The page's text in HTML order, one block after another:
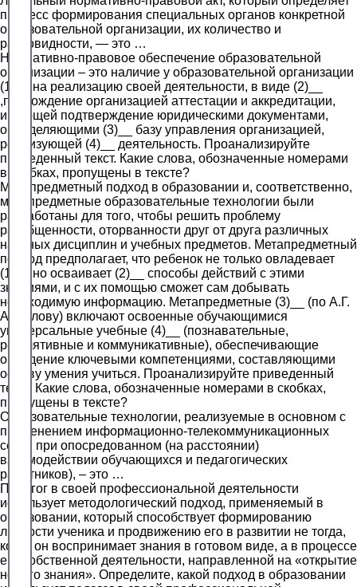
процесс формирования специальных органов конкретной
образовательной организации, их количество и
разновидности, — это …
Нормативно-правовое обеспечение образовательной
организации – это наличие у образовательной организации
(1)__ на реализацию своей деятельности, в виде (2)__
,прохождение организацией аттестации и аккредитации,
имеющей подтверждение юридическими документами,
определяющими (3)__ базу управления организацией,
реализующей (4)__ деятельность. Проанализируйте
приведенный текст. Какие слова, обозначенные номерами
в скобках, пропущены в тексте?
Метапредметный подход в образовании и, соответственно,
метапредметные образовательные технологии были
разработаны для того, чтобы решить проблему
разобщенности, оторванности друг от друга различных
научных дисциплин и учебных предметов. Метапредметный
подход предполагает, что ребенок не только овладевает
(1)__ но осваивает (2)__ способы действий с этими
знаниями, и с их помощью сможет сам добывать
необходимую информацию. Метапредметные (3)__ (по А.Г.
Асмолову) включают освоенные обучающимися
универсальные учебные (4)__ (познавательные,
регулятивные и коммуникативные), обеспечивающие
овладение ключевыми компетенциями, составляющими
основу умения учиться. Проанализируйте приведенный
текст. Какие слова, обозначенные номерами в скобках,
пропущены в тексте?
Образовательные технологии, реализуемые в основном с
применением информационно-телекоммуникационных
сетей при опосредованном (на расстоянии)
взаимодействии обучающихся и педагогических
работников), – это …
Педагог в своей профессиональной деятельности
использует методологический подход, применяемый в
образовании, который способствует формированию
личности ученика и продвижению его в развитии не тогда,
когда он воспринимает знания в готовом виде, а в процессе
его собственной деятельности, направленной на «открытие
нового знания». Определите, какой подход в образовании